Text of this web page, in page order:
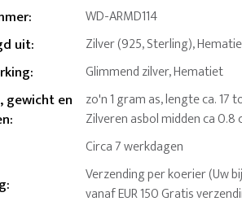
: WD-ARMD114
uit: Zilver (925, Sterling),
: Glimmend zilver, Hematiet
gewicht en
:
zo'n 1 gram as, lengte ca. 17
Zilveren asbol midden ca 0.8
Circa 7 werkdagen
:
Verzending per koerier (Uw
vanaf EUR 150 Gratis